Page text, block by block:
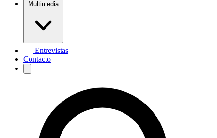
Multimedia
Entrevistas
Contacto